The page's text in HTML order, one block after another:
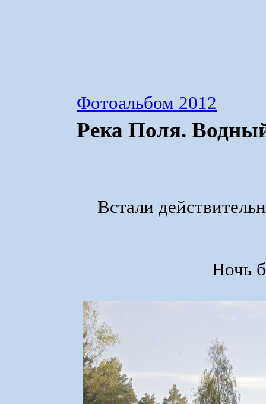
Фотоальбом 2012
Река Поля.
Встали
Ночь